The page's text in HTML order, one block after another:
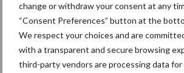
change or withdraw your consent at any
“Consent Preferences” button at the
We respect your choices and are
with a transparent and secure browsing
third-party vendors are processing data
samenwerken met de RVO en daar
zou in ieder geval in 2025 in moeten gaan.
Marktbeleid